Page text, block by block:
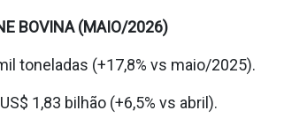
BOVINA (MAIO/2026)
toneladas (+17,8% vs maio/2025).
US$ 1,83 bilhão (+6,5% vs abril).